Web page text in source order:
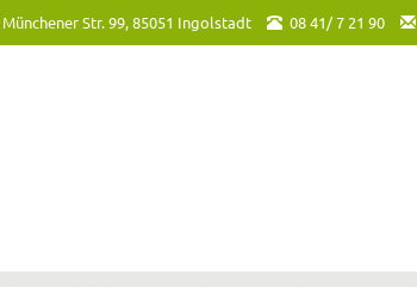
Münchener Str. 99, 85051 Ingolstadt 08 41/ 7 21 90